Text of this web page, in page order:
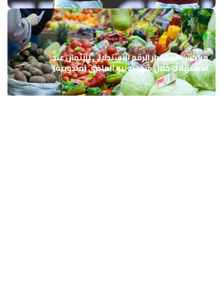
مراكش: استقرار الرقم الاستدلالي للأثمان عند
الاستهلاك خلال شهر يونيو الماضي (مندوبية)
6 غشت 2026 - 13:21